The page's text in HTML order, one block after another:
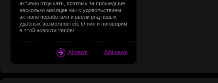
активно отдыхать, поэтому за прошедшие
несколько месяцев мы с удовольствием
активно поработали и ввели ряд новых
удобных возможностей. О них и поговорим
в этой новости :tender:
Add news
All news